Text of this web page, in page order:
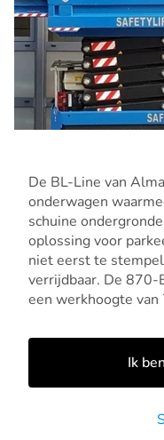
De BL-Line van
onderwagen
schuine
oplossing voor
niet eerst te
verrijdbaar. De 870-
een werkhoogte
Ik